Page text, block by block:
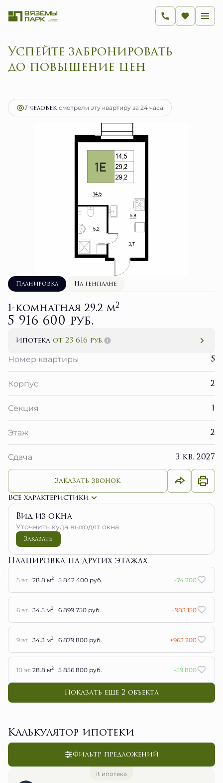
Успейте забронировать
до повышение цен
1-комнатная29.2 м2
7 человексмотрели эту квартиру за 24 часа
Планировка На генплане
1-комнатная 29.2 м2
5 916 600 руб.
Ипотека от 23 616 руб.
Номер квартиры
5
Корпус 2
Секция 1
Этаж 2
Сдача 3 кв. 2027
Заказать звонок
Все характеристики
Вид из окна
Уточнить куда выходят окна
Заказать
Планировка на других этажах
5 эт. 28.8 м2 5 842 400 руб. -74 200
6 эт. 34.5 м2 6 899 750 руб. +983 150
9 эт. 34.3 м2 6 879 800 руб. +963 200
10 эт. 28.8 м2 5 856 800 руб. -59 800
Показать еще 2 объектa
Калькулятор ипотеки
Фильтр предложений
it ипотека